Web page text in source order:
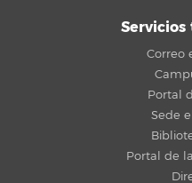
Correo
Portal
Sede
Portal de